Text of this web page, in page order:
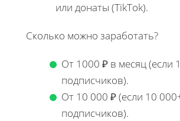
или донаты (TikTok).
Сколько можно заработать?
От 1000 ₽ в месяц (если
подписчиков).
От 10 000 ₽ (если 10
подписчиков).